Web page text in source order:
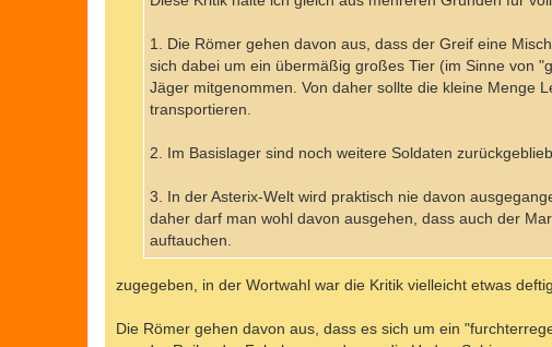
1. Die Römer gehen davon aus, dass der Greif eine
sich dabei um ein übermäßig großes Tier (im Sinne von
Jäger mitgenommen. Von daher sollte die kleine Menge
transportieren.
2. Im Basislager sind noch weitere Soldaten
3. In der Asterix-Welt wird praktisch nie davon
daher darf man wohl davon ausgehen, dass auch der
auftauchen.
zugegeben, in der Wortwahl war die Kritik vielleicht etwas
Die Römer gehen davon aus, dass es sich um ein